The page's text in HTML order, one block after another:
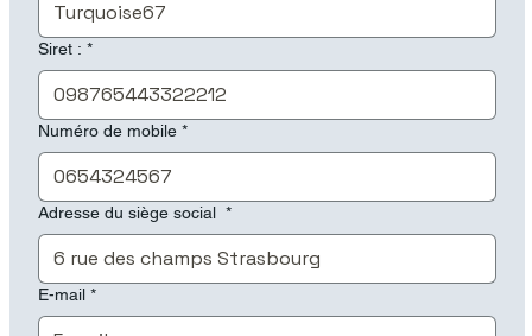
Siret : *
Numéro de mobile *
Adresse du siège social *
E-mail *